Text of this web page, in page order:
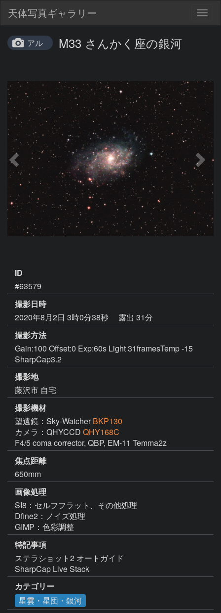
天体写真ギャラリー
アル M33 さんかく座の銀河
ID
#63579
撮影日時
2020年8月2日 3時0分38秒
露出 31分
撮影方法
Gain:100 Offset:0 Exp:60s Light 31framesTemp -15
SharpCap3.2
撮影地
藤沢市 自宅
撮影機材
望遠鏡：Sky-Watcher BKP130
カメラ：QHYCCD QHY168C
F4/5 coma corrector, QBP, EM-11 Temma2z
焦点距離
650mm
画像処理
SI8：セルフフラット、その他処理
Dfine2：ノイズ処理
GIMP：色彩調整
特記事項
ステラショット2 オートガイド
SharpCap Live Stack
カテゴリー
星雲・星団・銀河